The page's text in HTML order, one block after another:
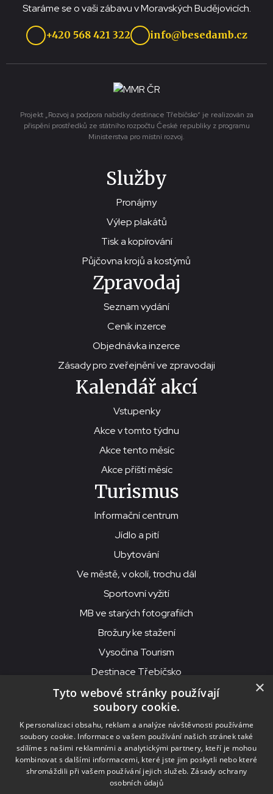
Staráme se o vaši zábavu v Moravských Budějovicích.
+420 568 421 322 info@besedamb.cz
Projekt „Rozvoj a podpora nabídky destinace Třebíčsko“ je realizován za
přispění prostředků ze státního rozpočtu České republiky z programu
Ministerstva pro místní rozvoj.
Služby
Pronájmy
Výlep plakátů
Tisk a kopírování
Půjčovna krojů a kostýmů
Zpravodaj
Seznam vydání
Ceník inzerce
Objednávka inzerce
Zásady pro zveřejnění ve zpravodaji
Kalendář akcí
Vstupenky
Akce v tomto týdnu
Akce tento měsíc
Akce příští měsíc
Turismus
Informační centrum
Jídlo a pití
Ubytování
Ve městě, v okolí, trochu dál
Sportovní vyžití
MB ve starých fotografiích
Brožury ke stažení
Vysočina Tourism
Destinace Třebíčsko
© 2026MKS Beseda Mor. Budějovice
MKS Beseda, příspěvková organizace, Purcnerova 62, 676 02
Moravské Budějovice
IČO: 00091758, DIČ: CZ00091758, ID datové schránky: chjn2kd
×
Tyto webové stránky používají
soubory cookie.
K personalizaci obsahu, reklam a analýze návštěvnosti používáme
soubory cookie. Informace o vašem používání našich stránek také
sdílíme s našimi reklamními a analytickými partnery, kteří je mohou
kombinovat s dalšími informacemi, které jste jim poskytli nebo které
shromáždili při vašem používání jejich služeb. Zásady ochrany
osobních údajů